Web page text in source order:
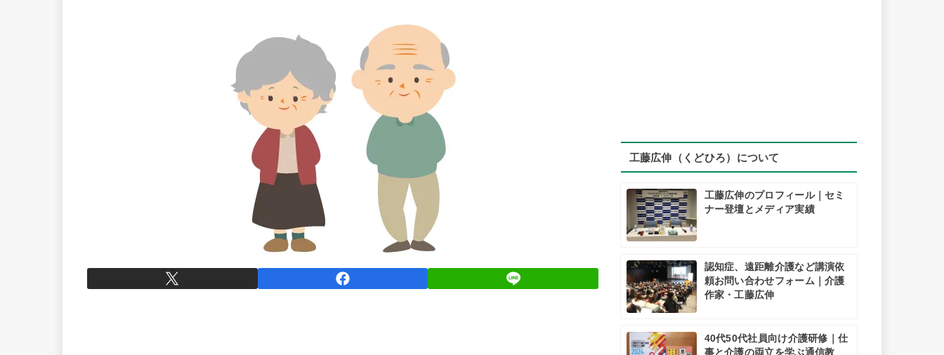
工藤広伸（くどひろ）について
工藤広伸のプロフィール｜セミ
ナー登壇とメディア実績
認知症、遠距離介護など講演依
頼お問い合わせフォーム｜介護
作家・工藤広伸
40代50代社員向け介護研修｜仕
事と介護の両立を学ぶ通信教